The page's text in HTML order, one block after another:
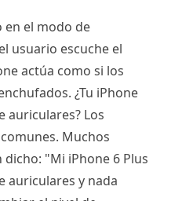
en el modo de
usuario escuche el
actúa como si los
¿Tu iPhone
auriculares? Los
Muchos
"Mi iPhone 6 Plus
auriculares y nada